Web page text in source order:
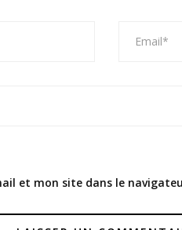
et mon site dans le